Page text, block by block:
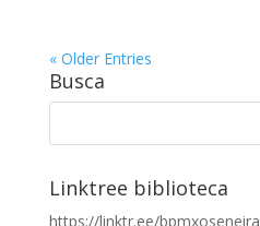
« Older Entries
Busca
Linktree biblioteca
https://linktr.ee/